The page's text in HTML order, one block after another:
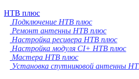
НТВ плюс
Подключение НТВ плюс
Ремонт антенны НТВ плюс
Настройка ресивера НТВ плюс
Настройка модуля CI+ НТВ плюс
Мастера НТВ плюс
Установка спутниковой антенны